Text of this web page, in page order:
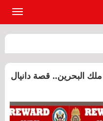
البحرين.. قصة دانيال